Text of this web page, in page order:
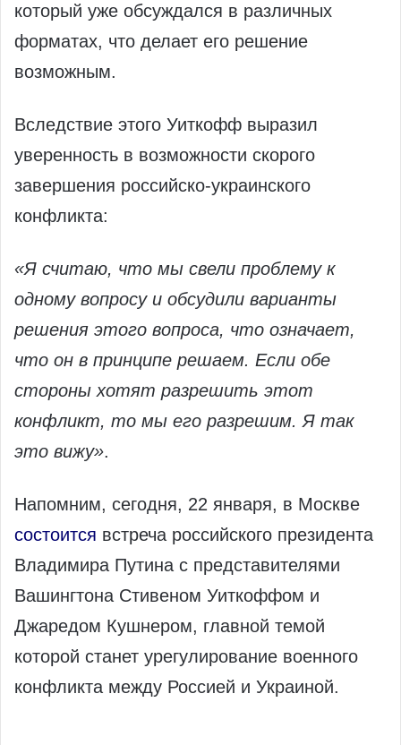
который уже обсуждался в различных
форматах, что делает его решение
возможным.
Вследствие этого Уиткофф выразил
уверенность в возможности скорого
завершения российско-украинского
конфликта:
«Я считаю, что мы свели проблему к
одному вопросу и обсудили варианты
решения этого вопроса, что означает,
что он в принципе решаем. Если обе
стороны хотят разрешить этот
конфликт, то мы его разрешим. Я так
это вижу».
Напомним, сегодня, 22 января, в Москве
состоится встреча российского президента
Владимира Путина с представителями
Вашингтона Стивеном Уиткоффом и
Джаредом Кушнером, главной темой
которой станет урегулирование военного
конфликта между Россией и Украиной.